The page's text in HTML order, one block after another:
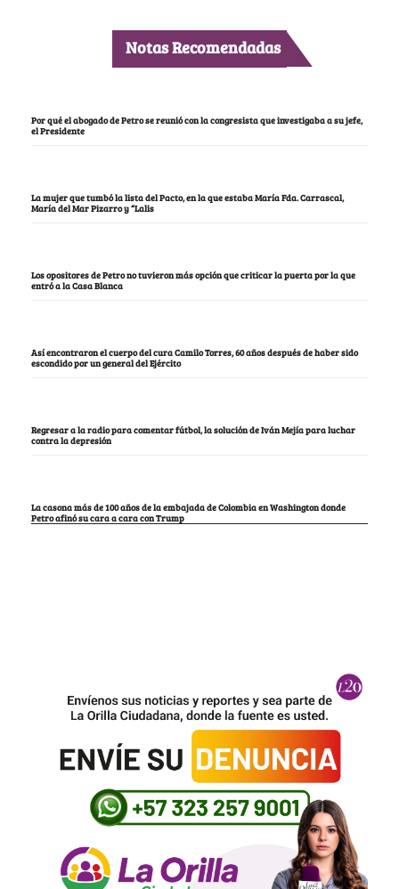
Notas Recomendadas
Por qué el abogado de Petro se reunió con la congresista que investigaba a su jefe,
el Presidente
La mujer que tumbó la lista del Pacto, en la que estaba María Fda. Carrascal,
María del Mar Pizarro y “Lalis
Los opositores de Petro no tuvieron más opción que criticar la puerta por la que
entró a la Casa Blanca
Así encontraron el cuerpo del cura Camilo Torres, 60 años después de haber sido
escondido por un general del Ejército
Regresar a la radio para comentar fútbol, la solución de Iván Mejía para luchar
contra la depresión
La casona más de 100 años de la embajada de Colombia en Washington donde
Petro afinó su cara a cara con Trump